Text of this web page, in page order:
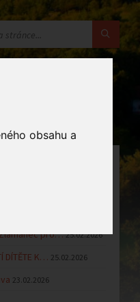
obsahu a
pro… 25.02.2026
DÍTĚTE K… 25.02.2026
23.02.2026